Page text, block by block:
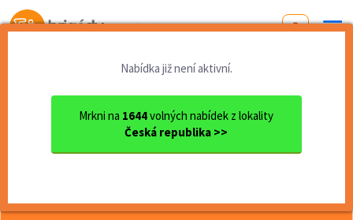
Od první brigády
Nabídka již není aktivní.
Mrkni na 1644volných nabídek z lokality
Česká republika >>
Jihomoravský kraj
okres Brno - venkov
Brigáda v moderní výrobě | ...
Brigáda v moderní výrobě | až 185